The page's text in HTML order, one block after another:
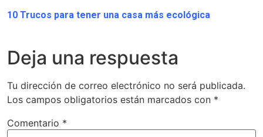
10 Trucos para tener una casa más ecológica
Deja una respuesta
Tu dirección de correo electrónico no será publicada.
Los campos obligatorios están marcados con *
Comentario *